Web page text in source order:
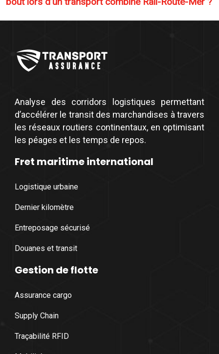
Analyse des corridors logistiques permettant
d’accélérer le transit des marchandises à travers
les réseaux routiers continentaux, en optimisant
les péages et les temps de repos.
Fret maritime international
Logistique urbaine
Dernier kilomètre
Entreposage sécurisé
Douanes et transit
Gestion de flotte
Assurance cargo
Supply Chain
Traçabilité RFID